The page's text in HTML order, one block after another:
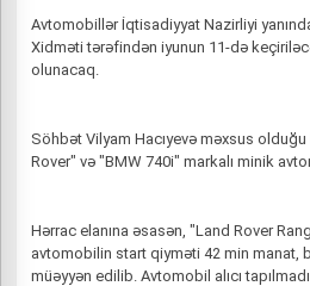
Avtomobillər İqtisadiyyat Nazirliyi
Xidməti tərəfindən iyunun 11-də
olunacaq.
Söhbət Vilyam Hacıyevə məxsus
Rover" və "BMW 740i" markalı minik
Hərrac elanına əsasən, "Land Rover
avtomobilin start qiyməti 42 min manat,
müəyyən edilib. Avtomobil alıcı